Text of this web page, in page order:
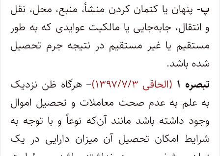
پ- ‎‎‎‎پنهان یا کتمان کردن منشأ، منبع، محل، نقل
و انتقال، جابه‌جایی یا مالکیت عوایدی که به طور
مستقیم یا غیر مستقیم در نتیجه جرم تحصیل
شده باشد.
تبصره ۱
(الحاقی ۱۳۹۷/۷/۳)
– هرگاه ظن نزدیک
به علم به عدم صحت معاملات و تحصیل اموال
وجود داشته باشد مانند آن‌که نوعاً و با توجه به
شرایط امکان تحصیل آن میزان دارایی در یک